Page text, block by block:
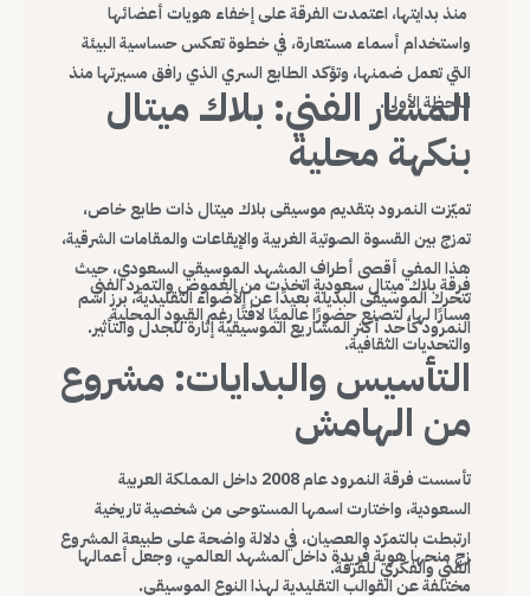
منذ بدايتها، اعتمدت الفرقة على إخفاء هويات أعضائها
واستخدام أسماء مستعارة، في خطوة تعكس حساسية البيئة
التي تعمل ضمنها، وتؤكد الطابع السري الذي رافق مسيرتها منذ
اللحظة الأولى.
المسار الفني: بلاك ميتال
بنكهة محلية
تميّزت النمرود بتقديم موسيقى بلاك ميتال ذات طابع خاص،
تمزج بين القسوة الصوتية الغربية والإيقاعات والمقامات الشرقية،
هذا المفي أقصى أطراف المشهد الموسيقي السعودي، حيث
تتحرك الموسيقى البديلة بعيدًا عن الأضواء التقليدية، برز اسم
النمرود كأحد أكثر المشاريع الموسيقية إثارة للجدل والتأثير.
فرقة بلاك ميتال سعودية اتخذت من الغموض والتمرد الفني
مسارًا لها، لتصنع حضورًا عالميًا لافتًا رغم القيود المحلية
والتحديات الثقافية.
التأسيس والبدايات: مشروع
من الهامش
تأسست فرقة النمرود عام 2008 داخل المملكة العربية
السعودية، واختارت اسمها المستوحى من شخصية تاريخية
ارتبطت بالتمرّد والعصيان، في دلالة واضحة على طبيعة المشروع
الفني والفكري للفرقة.
زج منحها هوية فريدة داخل المشهد العالمي، وجعل أعمالها
مختلفة عن القوالب التقليدية لهذا النوع الموسيقي.